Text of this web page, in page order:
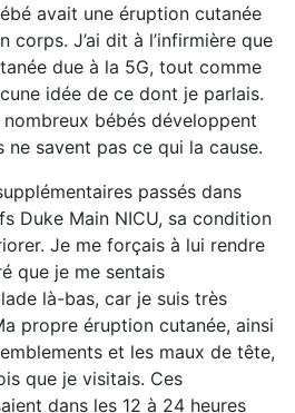
avait une éruption cutanée
corps. J’ai dit à l’infirmière que
due à la 5G, tout comme
idée de ce dont je parlais.
bébés développent
savent pas ce qui la cause.
passés dans
Duke Main NICU, sa condition
Je me forçais à lui rendre
que je me sentais
là-bas, car je suis très
propre éruption cutanée, ainsi
et les maux de tête,
que je visitais. Ces
dans les 12 à 24 heures